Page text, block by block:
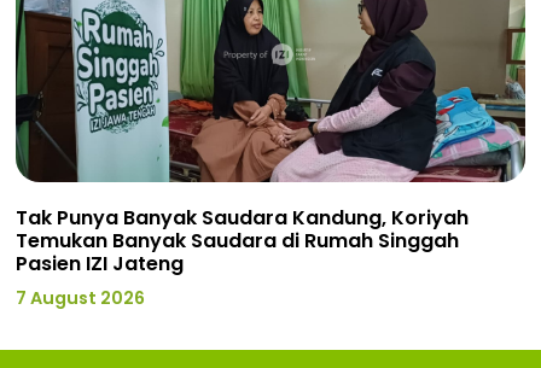
Tak Punya Banyak Saudara Kandung, Koriyah
Temukan Banyak Saudara di Rumah Singgah
Pasien IZI Jateng
7 August 2026